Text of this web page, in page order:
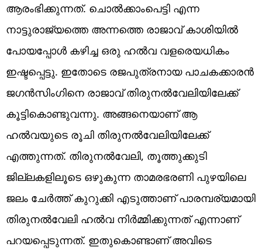
ആരംഭിക്കുന്നത്. ചൊൽക്കാംപെട്ടി എന്ന
നാട്ടുരാജ്യത്തെ അന്നത്തെ രാജാവ് കാശിയിൽ
പോയപ്പോൾ കഴിച്ച ഒരു ഹൽവ വളരെയധികം
ഇഷ്ടപ്പെട്ടു. ഇതോടെ രജപുത്രനായ പാചകക്കാരൻ
ജഗൻസിംഗിനെ രാജാവ് തിരുനൽവേലിയിലേക്ക്
കൂട്ടികൊണ്ടുവന്നു. അങ്ങനെയാണ് ആ
ഹൽവയുടെ രൂചി തിരുനൽവേലിയിലേക്ക്
എത്തുന്നത്. തിരുനൽവേലി, തൂത്തുക്കുടി
ജില്ലകളിലൂടെ ഒഴുകുന്ന താമരഭരണി പുഴയിലെ
ജലം ചേർത്ത് കുറുക്കി എടുത്താണ് പാരമ്പര്യമായി
തിരുനൽവേലി ഹൽവ നിർമ്മിക്കുന്നത് എന്നാണ്
പറയപ്പെടുന്നത്. ഇതുകൊണ്ടാണ് അവിടെ